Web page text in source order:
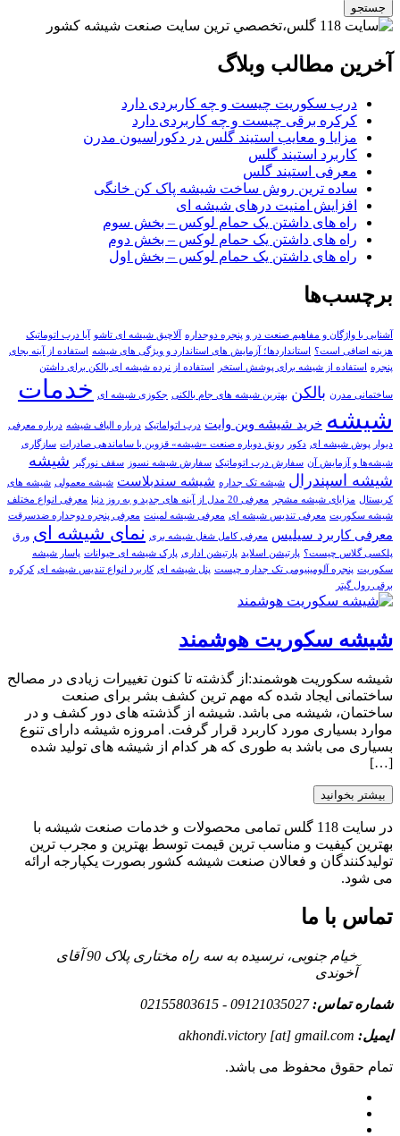
جستجو
آخرین مطالب وبلاگ
درب سکوریت چیست و چه کاربردی دارد
کرکره برقی چیست و چه کاربردی دارد
مزایا و معایب استیند گلس در دکوراسیون مدرن
کاربرد استیند گلس
معرفی استیند گلس
ساده ترین روش ساخت شیشه پاک کن خانگی
افزایش امنیت درهای شیشه ای
راه های داشتن یک حمام لوکس – بخش سوم
راه های داشتن یک حمام لوکس – بخش دوم
راه های داشتن یک حمام لوکس – بخش اول
برچسب‌ها
آشنایی با واژگان و مفاهیم صنعت در و پنجره دوجداره آلاچیق شیشه ای تاشو
آیا درب اتوماتیک
هزینه اضافی است؟
استانداردها؛ آزمایش های استاندارد و ویژگی های شیشه
استفاده از آینه بجای
پنجره
استفاده از شیشه برای پوشش استخر استفاده از نرده شیشه ای بالکن برای داشتن
ساختمانی مدرن بالکن بهترین شیشه های جام بالکنی جکوزی شیشه ای خدمات
شیشه خرید شيشه وين وايت درب اتواماتیک درباره الیاف شیشه درباره معرفی
دیوار پوش شیشه ای دکور رونق دوباره صنعت «شیشه» قزوین با ساماندهی صادرات سازگاری
شیشه‌ها و آزمایش آن سفارش درب اتوماتيک سفارش شيشه نسوز سقف نورگیر
شيشه
شیشه اسپندرال شیشه تک جداره شیشه سندبلاست شیشه معمولی شیشه های
کریستال مزایای شیشه مشجر معرفی 20 مدل از آینه های جدید و به روز دنیا
معرفی انواع مختلف
شیشه سکوریت معرفی تندیس شیشه ای معرفی شیشه لمینت معرفی پنجره دوجداره ضدسرقت
معرفی کاربرد سیلیس معرفی کامل شغل شیشه بری نمای شیشه ای ورق
پلکسی گلاس چیست؟ پارتيشن اسلايد پارتیشن اداری پارک شیشه ای حیوانات پاسار شيشه
سکوريت پنجره آلومینیومی تک جداره چیست پنل شیشه ای کاربرد انواع تندیس شیشه ای کرکره
برقی رول گیتر
شیشه سکوریت هوشمند
شیشه سکوریت هوشمند:از گذشته تا کنون تغییرات زیادی در مصالح
ساختمانی ایجاد شده که مهم ترین کشف بشر برای صنعت
ساختمان، شیشه می باشد. شیشه از گذشته های دور کشف و در
موارد بسیاری مورد کاربرد قرار گرفت. امروزه شیشه دارای تنوع
بسیاری می باشد به طوری که هر کدام از شیشه های تولید شده
[…]
بیشتر بخوانید
در سایت 118 گلس تمامی محصولات و خدمات صنعت شیشه با
بهترین کیفیت و مناسب ترین قیمت توسط بهترین و مجرب ترین
تولیدکنندگان و فعالان صنعت شیشه کشور بصورت یکپارجه ارائه
می شود.
تماس با ما
خیام جنوبی، نرسیده به سه راه مختاری پلاک 90 آقای
آخوندی
شماره تماس:09121035027 - 02155803615
ایمیل: akhondi.victory [at] gmail.com
تمام حقوق محفوظ می باشد.